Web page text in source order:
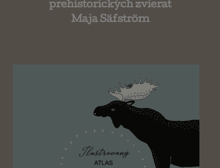
prehistorických zvierat
Maja Säfström